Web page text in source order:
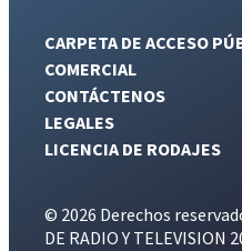
CARPETA DE ACCESO
COMERCIAL
CONTÁCTENOS
LEGALES
LICENCIA DE RODAJES
© 2026 Derechos
DE RADIO Y TELEVISION